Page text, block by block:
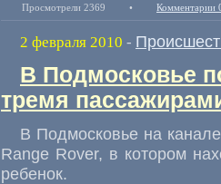
Просмотрели 2369 • Комментарии
2 февраля 2010 -
В Подмосковье
тремя
В Подмосковье на
Range Rover, в котором
ребенок.